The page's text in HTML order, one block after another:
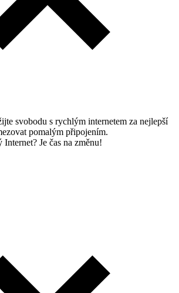
svobodu s rychlým internetem za nejlepší
pomalým připojením.
Je čas na změnu!